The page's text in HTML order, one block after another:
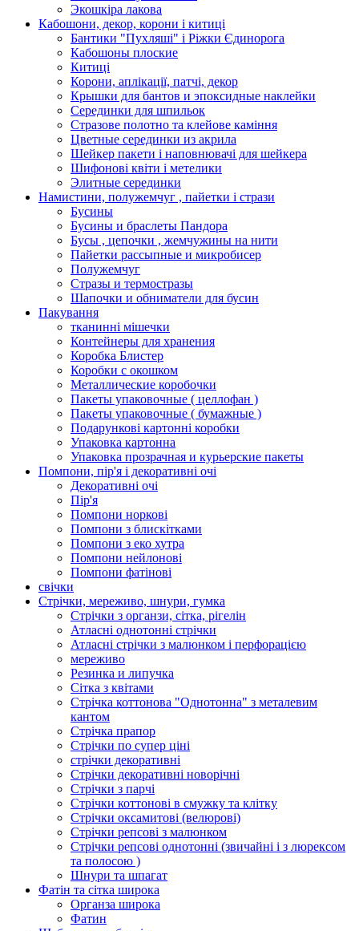
Экошкiра лакова
Кабошони, декор, корони і китиці
Бантики "Пухляші" і Ріжки Єдинорога
Кабошоны плоские
Китиці
Корони, аплікації, патчі, декор
Крышки для бантов и эпоксидные наклейки
Серединки для шпильок
Стразове полотно та клейове каміння
Цветные серединки из акрила
Шейкер пакети і наповнювачі для шейкера
Шифонові квіти і метелики
Элитные серединки
Намистини, полужемчуг , пайетки і стрази
Бусины
Бусины и браслеты Пандора
Бусы , цепочки , жемчужины на нити
Пайетки рассыпные и микробисер
Полужемчуг
Стразы и термостразы
Шапочки и обниматели для бусин
Пакування
тканинні мішечки
Контейнеры для хранения
Коробка Блистер
Коробки с окошком
Металлические коробочки
Пакеты упаковочные ( целлофан )
Пакеты упаковочные ( бумажные )
Подарункові картонні коробки
Упаковка картонна
Упаковка прозрачная и курьерские пакеты
Помпони, пір'я і декоративні очі
Декоративні очі
Пір'я
Помпони норкові
Помпони з блискітками
Помпони з еко хутра
Помпони нейлонові
Помпони фатінові
свічки
Стрічки, мереживо, шнури, гумка
Стрічки з органзи, сітка, рігелін
Атласні однотонні стрічки
Атласні стрічки з малюнком і перфорацією
мереживо
Резинка и липучка
Сітка з квітами
Стрічка коттонова "Однотонна" з металевим
кантом
Стрічка прапор
Стрічки по супер ціні
стрічки декоративні
Стрічки декоративні новорічні
Стрічки з парчі
Стрічки коттонові в смужку та клітку
Стрічки оксамитові (велюрові)
Стрічки репсові з малюнком
Стрічки репсові однотонні (звичайні і з люрексом
та полосою )
Шнури та шпагат
Фатін та сітка широка
Органза широка
Фатин